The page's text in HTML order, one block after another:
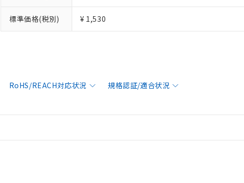
標準価格(税別) ¥ 1,530
RoHS/REACH対応状況 規格認証/適合状況